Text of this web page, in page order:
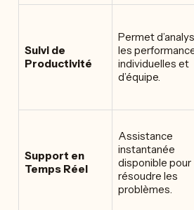
Suivi de
Productivité
Permet
les
individuelles et
d’équipe.
Support en
Temps Réel
Assistance
instantanée
disponible pour
résoudre les
problèmes.